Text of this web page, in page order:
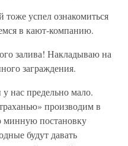
успел ознакомиться
в кают-компанию.
залива! Накладываю на
заграждения.
предельно мало.
производим в
минную постановку
будут давать